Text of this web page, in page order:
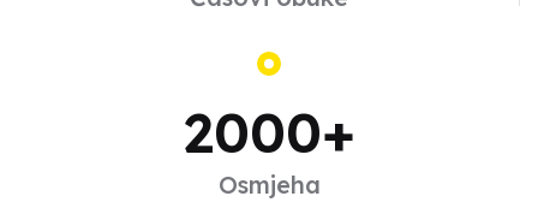
2000+
Osmjeha
Motor
Obuka za A kategoriju
Učite voziti motocikle s našim stručnim